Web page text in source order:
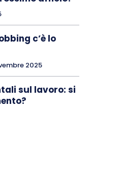
c’è lo
2025
sul lavoro: si